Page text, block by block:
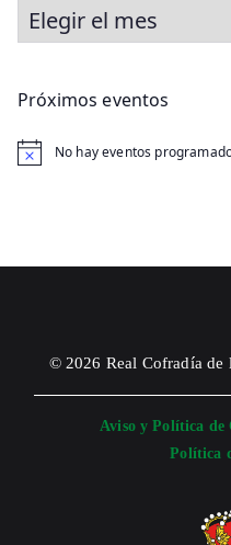
Próximos eventos
A
No hay eventos
© 2026 Real Cofradía de
Aviso y Política de
Política